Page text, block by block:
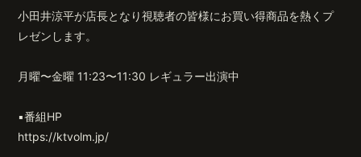
CONTACT
会員登録
小田井涼平が店長となり視聴者の皆様にお買い得商品を熱くプ
レゼンします。
月曜〜金曜 11:23〜11:30 レギュラー出演中
▪️番組HP
https://ktvolm.jp/